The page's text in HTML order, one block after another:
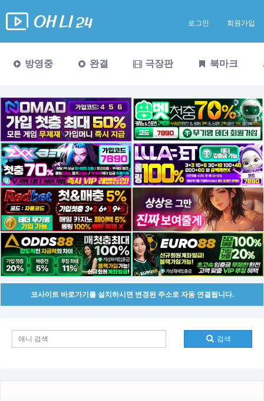
로그인 회원가입
방영중 완결 극장판 북마크
코사이트 바로가기를 설치하시면 변경된 주소로 자동 연결됩니다.
검색